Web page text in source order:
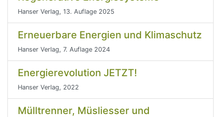
Hanser Verlag, 13. Auflage 2025
Erneuerbare Energien und Klimaschutz
Hanser Verlag, 7. Auflage 2024
Energierevolution JETZT!
Hanser Verlag, 2022
Mülltrenner, Müsliesser und